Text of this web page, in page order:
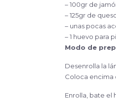
– 100gr de
– 125gr de
– unas pocas
– 1 huevo para
Modo de
Desenrolla la
Coloca encima
Enrolla, bate el